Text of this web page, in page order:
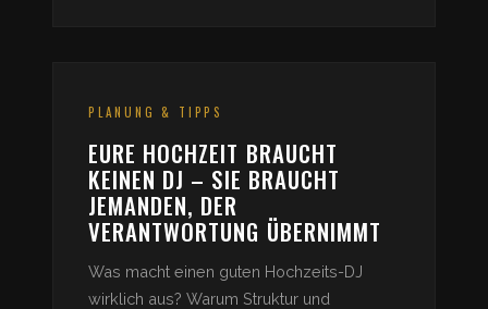
PLANUNG & TIPPS
EURE HOCHZEIT BRAUCHT
KEINEN DJ – SIE BRAUCHT
JEMANDEN, DER
VERANTWORTUNG ÜBERNIMMT
Was macht einen guten Hochzeits-DJ
wirklich aus? Warum Struktur und